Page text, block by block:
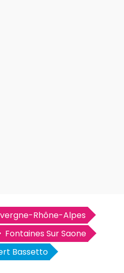
Rhône-Alpes
Fontaines Sur Saone
Bassetto